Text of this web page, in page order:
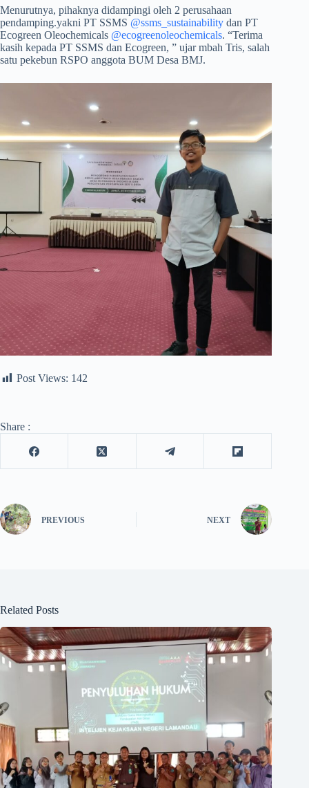
Menurutnya, pihaknya didampingi oleh 2 perusahaan
pendamping.yakni PT SSMS @ssms_sustainability dan PT
Ecogreen Oleochemicals @ecogreenoleochemicals. “Terima
kasih kepada PT SSMS dan Ecogreen, ” ujar mbah Tris, salah
satu pekebun RSPO anggota BUM Desa BMJ.
Post Views: 142
Share :
PREVIOUS NEXT
Related Posts